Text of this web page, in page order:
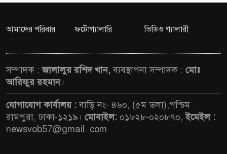
আমাদের পরিবার ফটোগ্যালারি ভিডিও গ্যালারী
সম্পাদক :জালালুর রশিদ খান,ব্যবস্থাপনা সম্পাদক : মোঃ
আরিফুর রহমান।
যোগাযোগ কার্যালয় :বাড়ি নং- ৪৬০, (৫ম তলা),পশ্চিম
রামপুরা, ঢাকা-১২১৯। মোবাইল: ০১৮২৮-০২০৮৭০,ইমেইল :
newsvob57@gmail. com